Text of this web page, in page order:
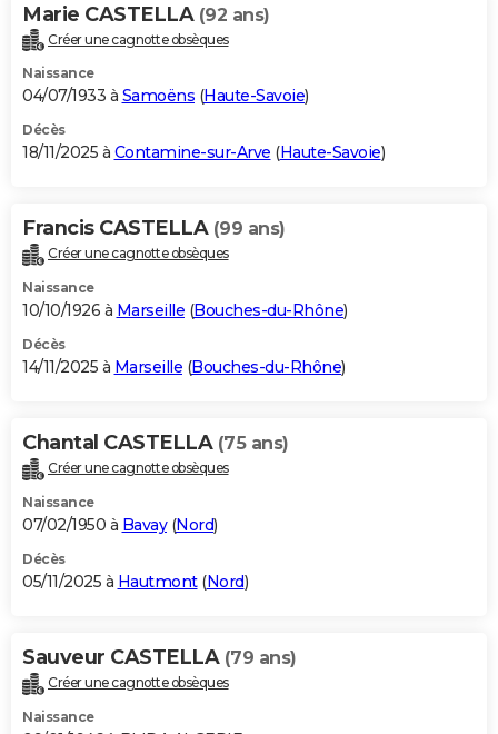
Marie CASTELLA (92 ans)
Créer une cagnotte obsèques
Naissance
04/07/1933 à Samoëns (Haute-Savoie)
Décès
18/11/2025 à Contamine-sur-Arve (Haute-Savoie)
Francis CASTELLA (99 ans)
Créer une cagnotte obsèques
Naissance
10/10/1926 à Marseille (Bouches-du-Rhône)
Décès
14/11/2025 à Marseille (Bouches-du-Rhône)
Chantal CASTELLA (75 ans)
Créer une cagnotte obsèques
Naissance
07/02/1950 à Bavay(Nord)
Décès
05/11/2025 à Hautmont(Nord)
Sauveur CASTELLA (79 ans)
Créer une cagnotte obsèques
Naissance